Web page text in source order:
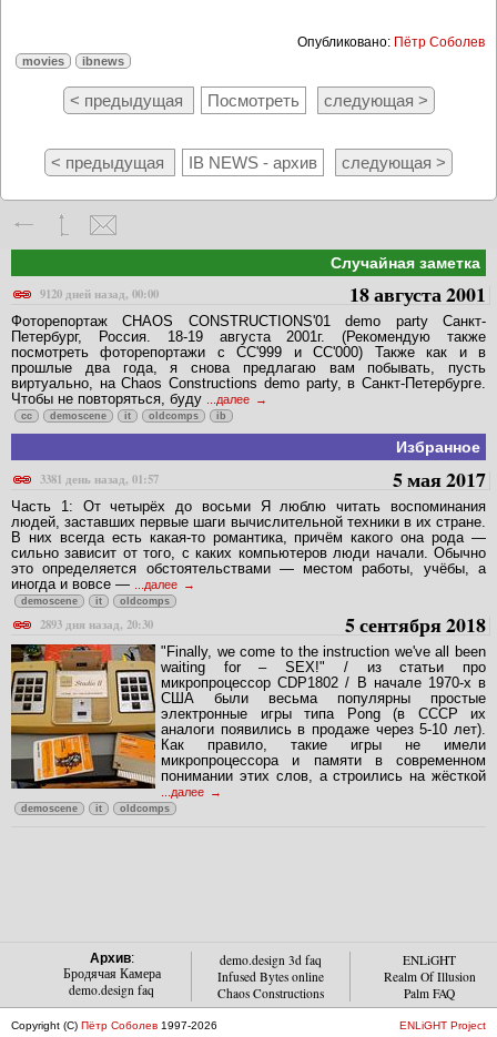
Опубликовано: Пётр Соболев
movies ibnews
< предыдущая Посмотреть следующая >
< предыдущая IB NEWS - архив следующая >
Случайная заметка
9120 дней назад, 00:00
18 августа 2001
Фоторепортаж CHAOS CONSTRUCTIONS'01 demo party Санкт-
Петербург, Россия. 18-19 августа 2001г. (Рекомендую также
посмотреть фоторепортажи с CC'999 и CC'000) Также как и в
прошлые два года, я снова предлагаю вам побывать, пусть
виртуально, на Chaos Constructions demo party, в Санкт-Петербурге.
Чтобы не повторяться, буду
...далее
cc demoscene it oldcomps ib
Избранное
3381 день назад, 01:57
5 мая 2017
Часть 1: От четырёх до восьми Я люблю читать воспоминания
людей, заставших первые шаги вычислительной техники в их стране.
В них всегда есть какая-то романтика, причём какого она рода —
сильно зависит от того, с каких компьютеров люди начали. Обычно
это определяется обстоятельствами — местом работы, учёбы, а
иногда и вовсе —
...далее
demoscene it oldcomps
2893 дня назад, 20:30 5 сентября 2018
"Finally, we come to the instruction we've all been
waiting for – SEX!" / из статьи про
микропроцессор CDP1802 / В начале 1970-х в
США были весьма популярны простые
электронные игры типа Pong (в СССР их
аналоги появились в продаже через 5-10 лет).
Как правило, такие игры не имели
микропроцессора и памяти в современном
понимании этих слов, а строились на жёсткой
...далее
demoscene it oldcomps
Архив:
Бродячая Камера
demo.design faq
demo.design 3d faq
Infused Bytes online
Chaos Constructions
ENLiGHT
Realm Of Illusion
Palm FAQ
Copyright (C) Пётр Соболев 1997-2026 ENLiGHT Project